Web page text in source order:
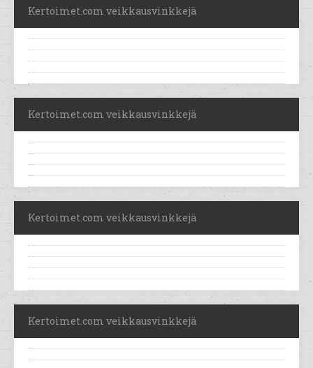
Kertoimet.com veikkausvinkkejä
Kertoimet.com veikkausvinkkejä
Kertoimet.com veikkausvinkkejä
Kertoimet.com veikkausvinkkejä